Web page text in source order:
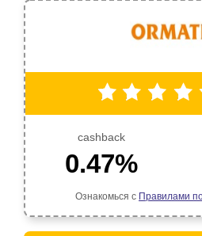
cashback
0.47%
Ознакомься с Правилами